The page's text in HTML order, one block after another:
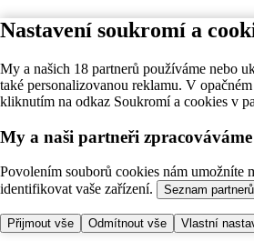
Nastavení soukromí a
My a našich 18 partnerů používáme nebo
také personalizovanou reklamu. V
kliknutím na odkaz Soukromí a cookies v
My a naši partneři
Povolením souborů cookies nám umožníte
identifikovat vaše zařízení.
Seznam
Přijmout vše Odmítnout vše Vlastní